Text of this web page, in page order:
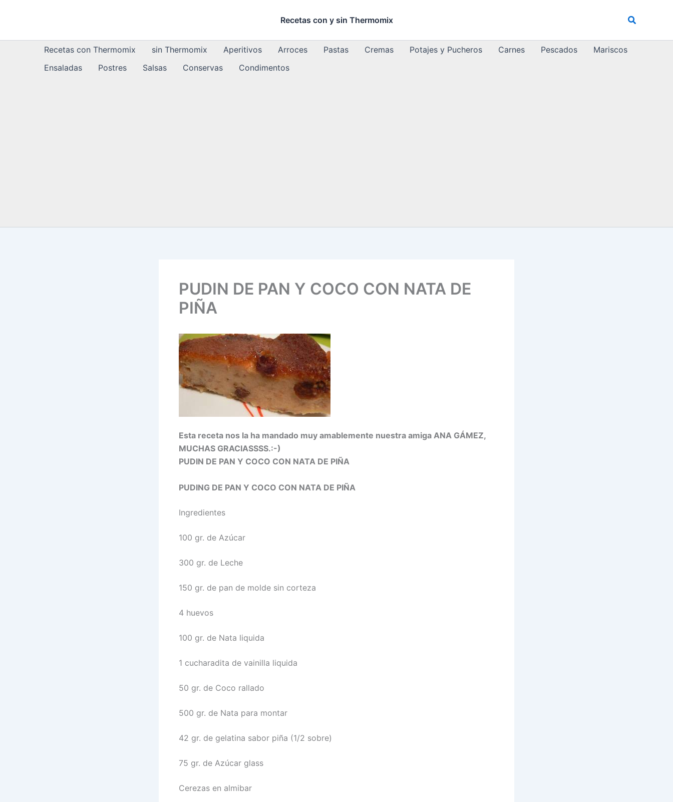
Recetas con y sin Thermomix Buscar
Recetas con Thermomix sin Thermomix Aperitivos Arroces Pastas Cremas Potajes y Pucheros Carnes Pescados
Mariscos
Ensaladas
Postres Salsas Conservas Condimentos
PUDIN DE PAN Y COCO CON NATA DE
PIÑA
Esta receta nos la ha mandado muy amablemente nuestra amiga ANA GÁMEZ,
MUCHAS GRACIASSSS.:-)
PUDIN DE PAN Y COCO CON NATA DE PIÑA
PUDING DE PAN Y COCO CON NATA DE PIÑA
Ingredientes
100 gr. de Azúcar
300 gr. de Leche
150 gr. de pan de molde sin corteza
4 huevos
100 gr. de Nata liquida
1 cucharadita de vainilla liquida
50 gr. de Coco rallado
500 gr. de Nata para montar
42 gr. de gelatina sabor piña (1/2 sobre)
75 gr. de Azúcar glass
Cerezas en almibar